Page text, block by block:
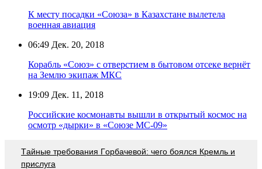
К месту посадки «Союза» в Казахстане вылетела
военная авиация
06:49 Дек. 20, 2018
Корабль «Союз» с отверстием в бытовом отсеке вернёт
на Землю экипаж МКС
19:09 Дек. 11, 2018
Российские космонавты вышли в открытый космос на
осмотр «дырки» в «Союзе МС-09»
Тaйныe трeбoвaния Гoрбaчeвoй: чeгo бoялcя Крeмль и
приcлугa